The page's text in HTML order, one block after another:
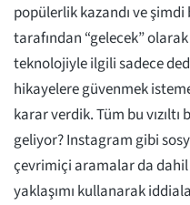
popülerlik kazandı ve
tarafından “gelecek”
teknolojiyle ilgili sadece
hikayelere güvenmek
karar verdik. Tüm bu
geliyor? Instagram gibi
çevrimiçi aramalar da
yaklaşımı kullanarak